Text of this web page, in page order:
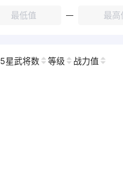
5星武将数 等级 战力值